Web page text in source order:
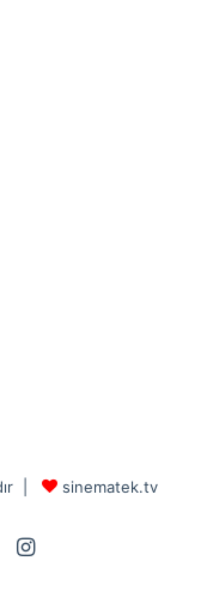
| sinematek.tv
Instagram